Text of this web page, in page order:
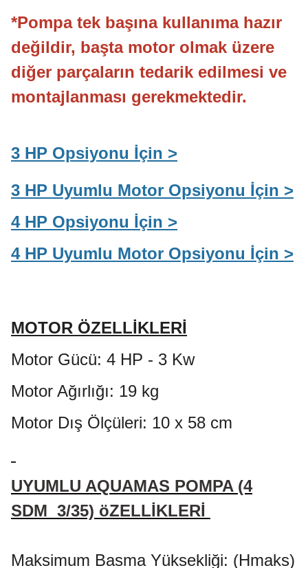
*Pompa tek başına kullanıma hazır
değildir, başta motor olmak üzere
diğer parçaların tedarik edilmesi ve
montajlanması gerekmektedir.
3 HP Opsiyonu İçin >
3 HP Uyumlu Motor Opsiyonu İçin >
4 HP Opsiyonu İçin >
4 HP Uyumlu Motor Opsiyonu İçin >
MOTOR ÖZELLİKLERİ
Motor Gücü: 4 HP - 3 Kw
Motor Ağırlığı: 19 kg
Motor Dış Ölçüleri: 10 x 58 cm
UYUMLU AQUAMAS POMPA (4
SDM 3/35) öZELLİKLERİ
Maksimum Basma Yüksekliği: (Hmaks)